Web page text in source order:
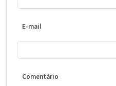
E-mail
Comentário